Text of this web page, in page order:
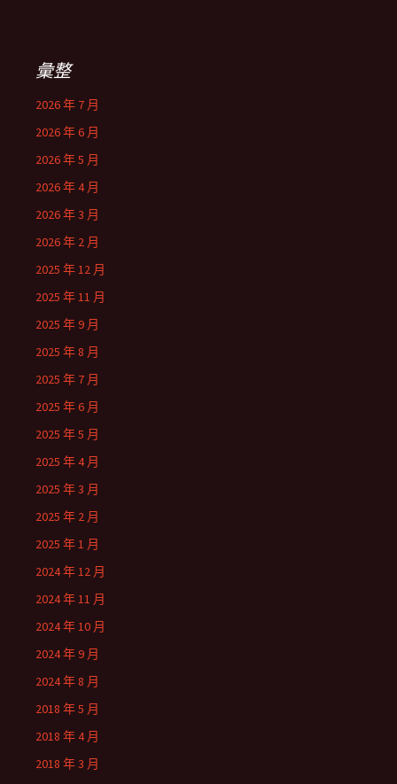
彙整
2026 年 7 月
2026 年 6 月
2026 年 5 月
2026 年 4 月
2026 年 3 月
2026 年 2 月
2025 年 12 月
2025 年 11 月
2025 年 9 月
2025 年 8 月
2025 年 7 月
2025 年 6 月
2025 年 5 月
2025 年 4 月
2025 年 3 月
2025 年 2 月
2025 年 1 月
2024 年 12 月
2024 年 11 月
2024 年 10 月
2024 年 9 月
2024 年 8 月
2018 年 5 月
2018 年 4 月
2018 年 3 月